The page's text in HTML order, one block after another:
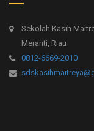
Sekolah Kasih
Meranti, Riau
0812-6669-2010